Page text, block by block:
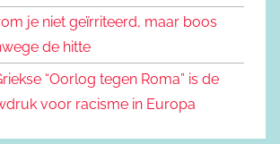
je niet geïrriteerd, maar boos
de hitte
“Oorlog tegen Roma” is de
voor racisme in Europa